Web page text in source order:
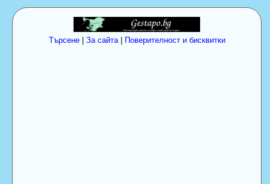
Търсене| За сайта| Поверителност и бисквитки